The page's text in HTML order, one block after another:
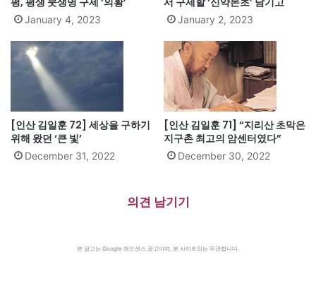
January 4, 2023 January 2, 2023
[인산 김일훈 72] 세상을 구하기
위해 왔던 ‘큰 빛’
December 31, 2022
[인산 김일훈 71] “지리산 초막은
지구촌 최고의 암센터였다”
December 30, 2022
의견 남기기
본 광고는 Google 애드센스 광고이며, 본 사이트와는 무관합니다.